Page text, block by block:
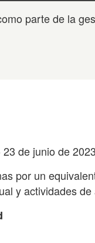
parte de la
de junio de 2023
por un
y actividades